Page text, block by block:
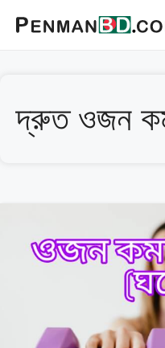
লেখায়
দ্রুত ওজন